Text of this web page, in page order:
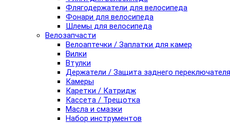
Флягодержатели для велосипеда
Фонари для велосипеда
Шлемы для велосипеда
Велозапчасти
Велоаптечки / Заплатки для камер
Вилки
Втулки
Держатели / Защита заднего переключателя
Камеры
Каретки / Катридж
Кассета / Трещотка
Масла и смазки
Набор инструментов